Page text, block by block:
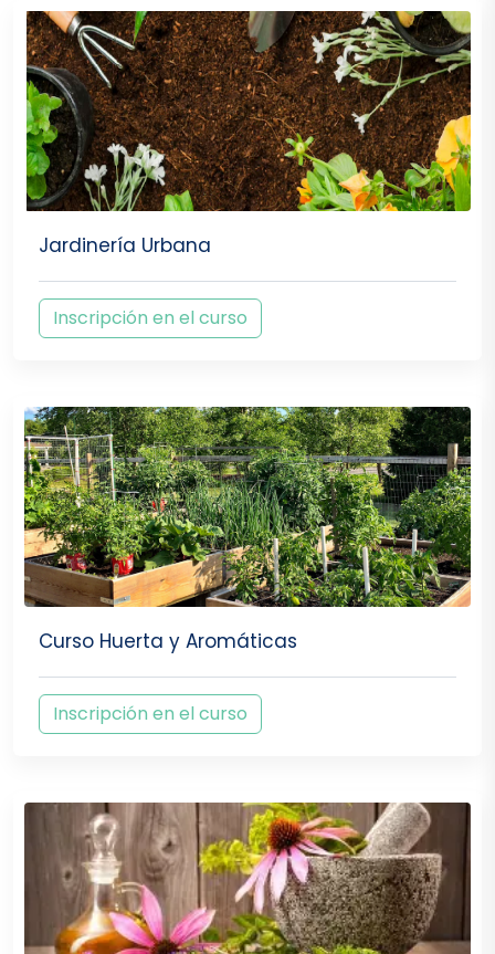
Jardinería Urbana
Inscripción en el curso
Curso Huerta y Aromáticas
Inscripción en el curso